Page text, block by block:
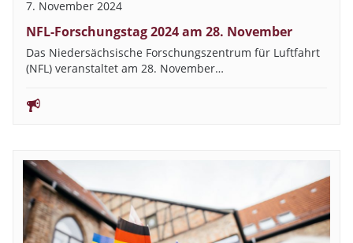
7. November 2024
NFL-Forschungstag 2024 am 28. November
Das Niedersächsische Forschungszentrum für Luftfahrt
(NFL) veranstaltet am 28. November…